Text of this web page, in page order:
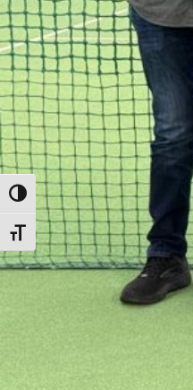
Umschalten auf hohe Kontraste
Schrift vergrößern